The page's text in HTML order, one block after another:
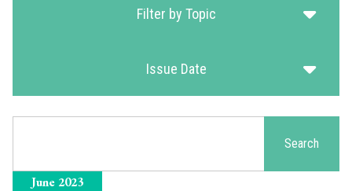
Filter by Topic
Issue Date
Search
June 2023